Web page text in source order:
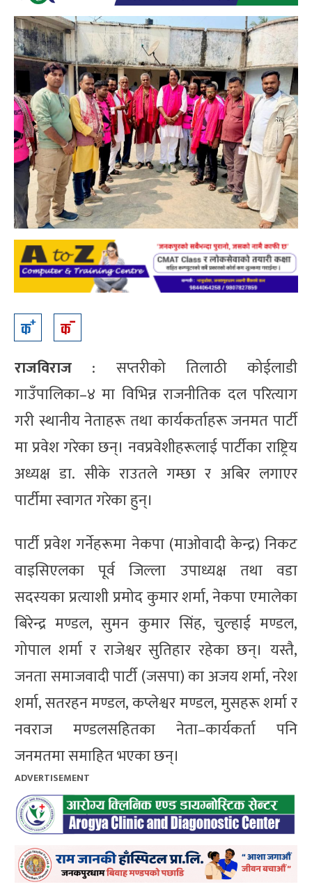
राजविराज : सप्तरीको तिलाठी कोईलाडी
गाउँपालिका–४ मा विभिन्न राजनीतिक दल परित्याग
गरी स्थानीय नेताहरू तथा कार्यकर्ताहरू जनमत पार्टी
मा प्रवेश गरेका छन्। नवप्रवेशीहरूलाई पार्टीका राष्ट्रिय
अध्यक्ष डा. सीके राउतले गम्छा र अबिर लगाएर
पार्टीमा स्वागत गरेका हुन्।
पार्टी प्रवेश गर्नेहरूमा नेकपा (माओवादी केन्द्र) निकट
वाइसिएलका पूर्व जिल्ला उपाध्यक्ष तथा वडा
सदस्यका प्रत्याशी प्रमोद कुमार शर्मा, नेकपा एमालेका
बिरेन्द्र मण्डल, सुमन कुमार सिंह, चुल्हाई मण्डल,
गोपाल शर्मा र राजेश्वर सुतिहार रहेका छन्। यस्तै,
जनता समाजवादी पार्टी (जसपा) का अजय शर्मा, नरेश
शर्मा, सतरहन मण्डल, कप्लेश्वर मण्डल, मुसहरू शर्मा र
नवराज मण्डलसहितका नेता–कार्यकर्ता पनि
जनमतमा समाहित भएका छन्।
ADVERTISEMENT